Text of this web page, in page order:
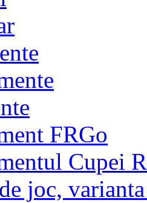
FRGo
Cupei
joc,